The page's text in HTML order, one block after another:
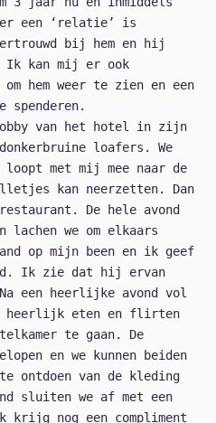
een ‘relatie’ is
bij hem en hij
kan mij er ook
hem weer te zien en een
van het hotel in zijn
loafers. We
met mij mee naar de
kan neerzetten. Dan
De hele avond
lachen we om elkaars
op mijn been en ik geef
Ik zie dat hij ervan
een heerlijke avond vol
heerlijk eten en flirten
te gaan. De
en we kunnen beiden
ontdoen van de kleding
sluiten we af met een
nog een compliment